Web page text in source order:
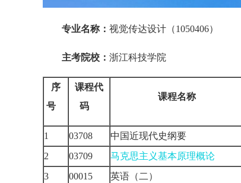
专业名称： 视觉传达设计（1050406）
主考院校： 浙江科技学院
序
号
课程代
码
课程名称
1 03708 中国近现代史纲要
2
03709 马克思主义基本原理概论
3
00015 英语（二）